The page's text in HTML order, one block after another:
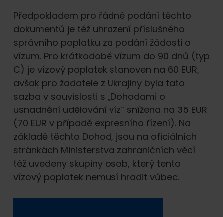
Předpokladem pro řádné podání těchto
dokumentů je též uhrazení příslušného
správního poplatku za podání žádosti o
vízum. Pro krátkodobé vízum do 90 dnů (typ
C) je vízový poplatek stanoven na 60 EUR,
avšak pro žadatele z Ukrajiny byla tato
sazba v souvislosti s „Dohodami o
usnadnění udělování víz“ snížena na 35 EUR
(70 EUR v případě expresního řízení). Na
základě těchto Dohod, jsou na oficiálních
stránkách Ministerstva zahraničních věcí
též uvedeny skupiny osob, který tento
vízový poplatek nemusí hradit vůbec.